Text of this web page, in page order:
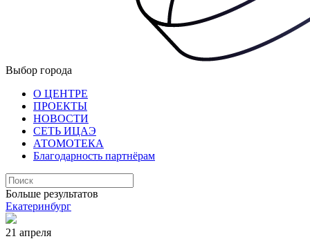
Выбор города
О ЦЕНТРЕ
ПРОЕКТЫ
НОВОСТИ
СЕТЬ ИЦАЭ
АТОМОТЕКА
Благодарность партнёрам
Больше результатов
Екатеринбург
21 апреля